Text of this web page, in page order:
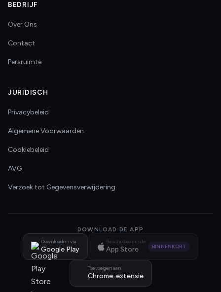
BEDRIJF
Over Ons
Contact
Persruimte
JURIDISCH
Privacybeleid
Algemene Voorwaarden
Cookiebeleid
AVG
Verzoek tot Gegevensverwijdering
DOWNLOAD DE APP
Downloaden via
Google Play
Beschikbaar in de
App Store BINNENKORT
Toevoegen aan
Chrome-extensie